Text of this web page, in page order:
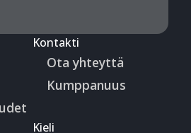
Kontakti
Ota yhteyttä
Kumppanuus
Kieli